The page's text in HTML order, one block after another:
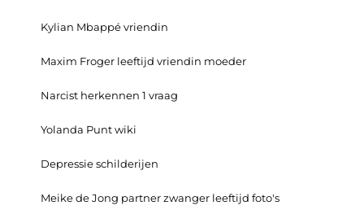
Kylian Mbappé vriendin
Maxim Froger leeftijd vriendin moeder
Narcist herkennen 1 vraag
Yolanda Punt wiki
Depressie schilderijen
Meike de Jong partner zwanger leeftijd foto's